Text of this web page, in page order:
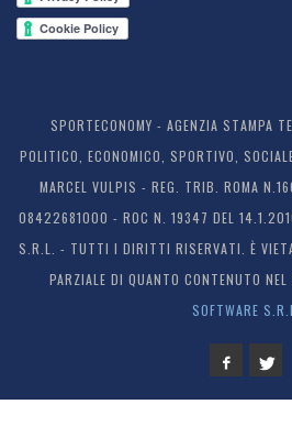
SPORTECONOMY - AGENZIA STAMPA
POLITICO, ECONOMICO, SPORTIVO,
MARCEL VULPIS - REG. TRIB. ROMA
08422681000 - ROC N. 19347 DEL
S.R.L. - TUTTI I DIRITTI RISERVATI. È
PARZIALE DI QUANTO CONTENUTO
SOFTWARE S.R.L.